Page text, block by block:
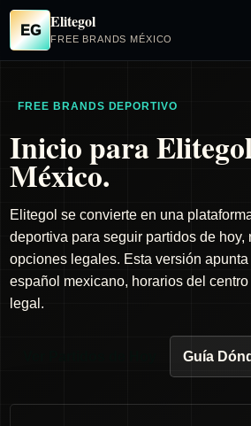
EG Elitegol
FREE BRANDS MÉXICO
FREE BRANDS DEPORTIVO
Inicio para
México.
Elitegol se convierte en una
deportiva para seguir partidos de hoy,
opciones legales. Esta versión
español mexicano, horarios del
legal.
Guía